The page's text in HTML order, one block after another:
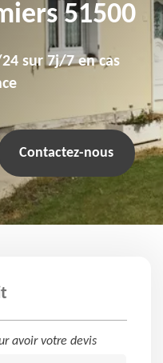
51500
sur 7j/7 en cas
Contactez-nous
avoir votre devis